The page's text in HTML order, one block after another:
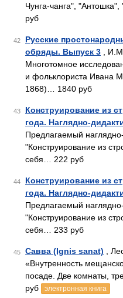
Чунга-чанга",
руб
42
Русские
обряды. Выпуск 3 ,
Многотомное
и фольклориста Ивана
1868)… 1840 руб
43
Конструирование из
года. Наглядно-
Предлагаемый
"Конструирование из
себя… 222 руб
44
Конструирование из
года. Наглядно-
Предлагаемый
"Конструирование из
себя… 233 руб
45 Савва (Ignis sanat) ,
«Внутренность
посаде. Две комнаты,
руб
электронная книга